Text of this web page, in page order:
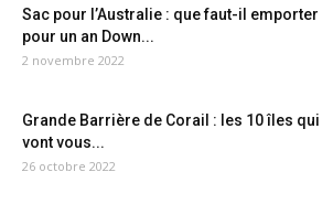
Sac pour l’Australie : que faut-il emporter
pour un an Down...
2 novembre 2022
Grande Barrière de Corail : les 10 îles qui
vont vous...
26 octobre 2022